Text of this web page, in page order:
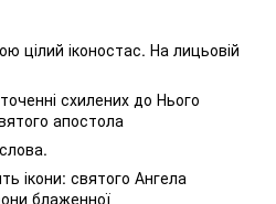
цілий іконостас. На лицьовій
схилених до Нього
апостола
ікони: святого Ангела
блаженної